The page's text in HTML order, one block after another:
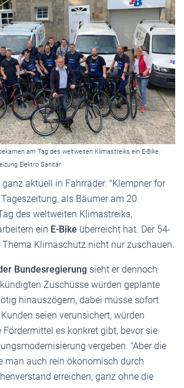
am Tag des weltweiten Klimastreiks ein E-Bike
Elektro Sanitär
aktuell in Fahrräder. "Klempner for
als Bäumer am 20.
des weltweiten Klimastreiks,
ein E-Bike überreicht hat. Der 54-
Klimaschutz nicht nur zuschauen.
Bundesregierung sieht er dennoch
Zuschüsse würden geplante
hinauszögern, dabei müsse sofort
seien verunsichert, würden
Fördermittel es konkret gibt, bevor sie
vergeben. "Aber die
man auch rein ökonomisch durch
erreichen, ganz ohne die